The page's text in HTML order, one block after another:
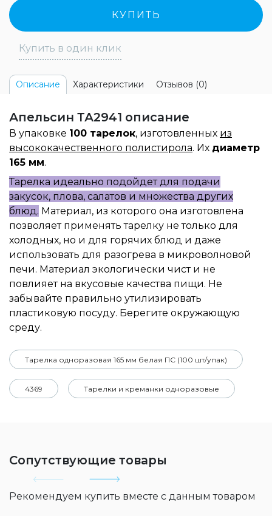
КУПИТЬ
Купить в один клик
Описание Характеристики Отзывов (0)
Апельсин ТА2941 описание
В упаковке 100 тарелок, изготовленных из
высококачественного полистирола. Их диаметр
165 мм.
Тарелка идеально подойдет для подачи
закусок, плова, салатов и множества других
блюд. Материал, из которого она изготовлена
позволяет применять тарелку не только для
холодных, но и для горячих блюд и даже
использовать для разогрева в микроволновой
печи. Материал экологически чист и не
повлияет на вкусовые качества пищи. Не
забывайте правильно утилизировать
пластиковую посуду. Берегите окружающую
среду.
Тарелка одноразовая 165 мм белая ПС (100 шт/упак)
4369 Тарелки и креманки одноразовые
Сопутствующие товары
Рекомендуем купить вместе с данным товаром